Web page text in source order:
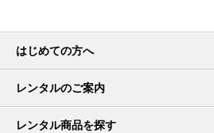
はじめての方へ
レンタルのご案内
レンタル商品を探す